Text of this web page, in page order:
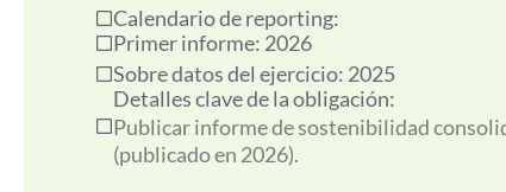
Calendario de reporting:
Primer informe: 2026
Sobre datos del ejercicio: 2025
Detalles clave de la obligación:
Publicar informe de sostenibilidad
(publicado en 2026).